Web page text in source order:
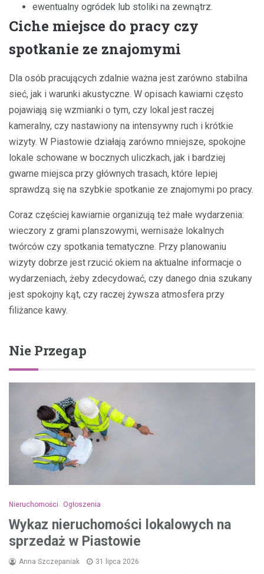
ewentualny ogródek lub stoliki na zewnątrz.
Ciche miejsce do pracy czy
spotkanie ze znajomymi
Dla osób pracujących zdalnie ważna jest zarówno stabilna
sieć, jak i warunki akustyczne. W opisach kawiarni często
pojawiają się wzmianki o tym, czy lokal jest raczej
kameralny, czy nastawiony na intensywny ruch i krótkie
wizyty. W Piastowie działają zarówno mniejsze, spokojne
lokale schowane w bocznych uliczkach, jak i bardziej
gwarne miejsca przy głównych trasach, które lepiej
sprawdzą się na szybkie spotkanie ze znajomymi po pracy.
Coraz częściej kawiarnie organizują też małe wydarzenia:
wieczory z grami planszowymi, wernisaże lokalnych
twórców czy spotkania tematyczne. Przy planowaniu
wizyty dobrze jest rzucić okiem na aktualne informacje o
wydarzeniach, żeby zdecydować, czy danego dnia szukany
jest spokojny kąt, czy raczej żywsza atmosfera przy
filiżance kawy.
Nie Przegap
Nieruchomości Ogłoszenia
Wykaz nieruchomości lokalowych na
sprzedaż w Piastowie
Anna Szczepaniak 31 lipca 2026